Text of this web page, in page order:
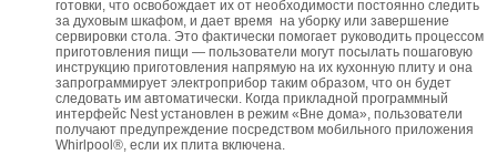
готовки, что освобождает их от необходимости постоянно следить
за духовым шкафом, и дает время на уборку или завершение
сервировки стола. Это фактически помогает руководить процессом
приготовления пищи — пользователи могут посылать пошаговую
инструкцию приготовления напрямую на их кухонную плиту и она
запрограммирует электроприбор таким образом, что он будет
следовать им автоматически. Когда прикладной программный
интерфейс Nest установлен в режим «Вне дома», пользователи
получают предупреждение посредством мобильного приложения
Whirlpool®, если их плита включена.